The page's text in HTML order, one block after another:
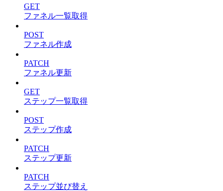
GET
ファネル一覧取得
POST
ファネル作成
PATCH
ファネル更新
GET
ステップ一覧取得
POST
ステップ作成
PATCH
ステップ更新
PATCH
ステップ並び替え